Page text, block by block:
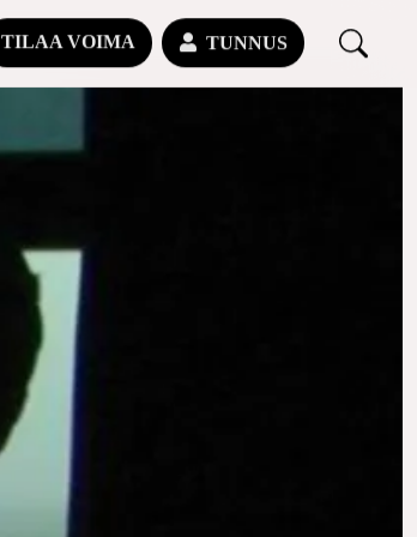
TILAA VOIMA TUNNUS